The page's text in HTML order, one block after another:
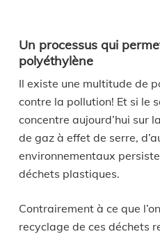
Un processus qui
polyéthylène
Il existe une multitude de
contre la pollution! Et si le
concentre aujourd’hui sur
de gaz à effet de serre,
environnementaux
déchets plastiques.
Contrairement à ce que
recyclage de ces déchets